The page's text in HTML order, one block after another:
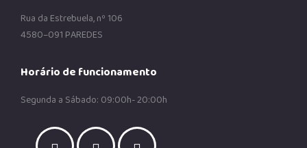
Rua da Estrebuela, nº 106
4580–091 PAREDES
Horário de funcionamento
Segunda a Sábado: 09:00h- 20:00h